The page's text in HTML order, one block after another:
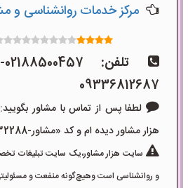
مرکز خدمات روانشناسی و
تلفن:
09336812687
لطفا پس از تماس با مشاور
هزار مشاور دیده ام و کد «مشاور-132288» را اعلام کنید»
سایت هزار مشاور،یک سایت تبلیغات
و روانشناسی است وهیچ‌گونه منفعت و